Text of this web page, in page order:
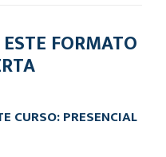
FORMATO
CURSO: PRESENCIAL